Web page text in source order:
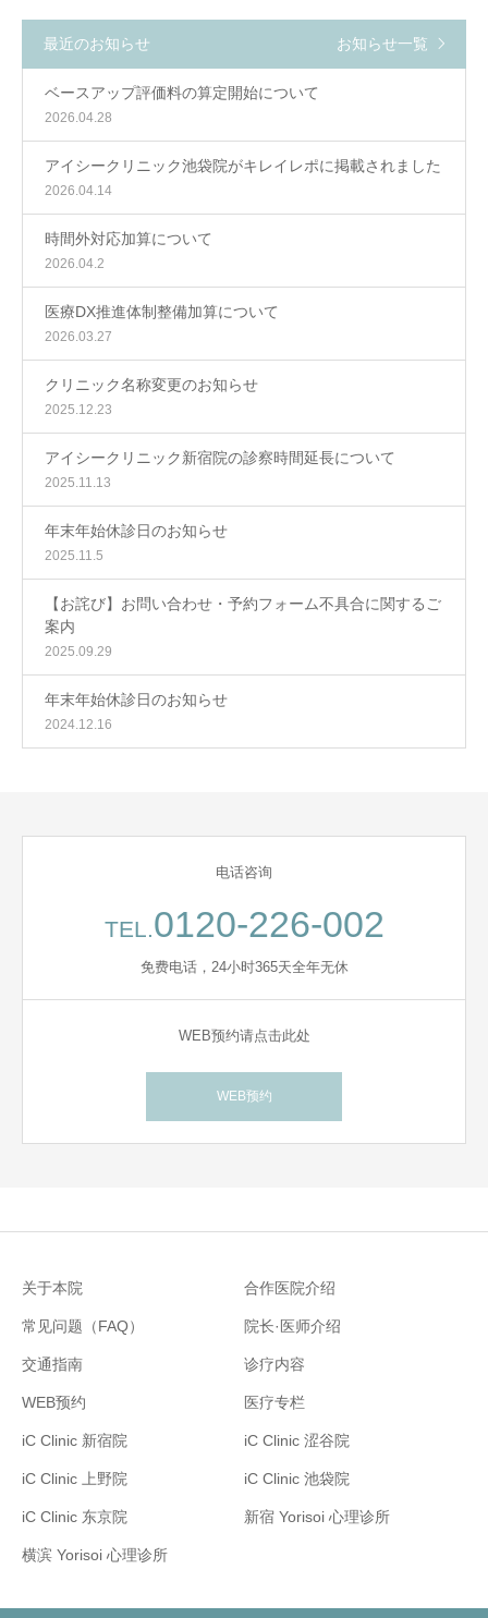
最近のお知らせ お知らせ一覧
ベースアップ評価料の算定開始について
2026.04.28
アイシークリニック池袋院がキレイレポに掲載されました
2026.04.14
時間外対応加算について
2026.04.2
医療DX推進体制整備加算について
2026.03.27
クリニック名称変更のお知らせ
2025.12.23
アイシークリニック新宿院の診察時間延長について
2025.11.13
年末年始休診日のお知らせ
2025.11.5
【お詫び】お問い合わせ・予約フォーム不具合に関するご
案内
2025.09.29
年末年始休診日のお知らせ
2024.12.16
电话咨询
TEL.0120-226-002
免费电话，24小时365天全年无休
WEB预约请点击此处
WEB预约
关于本院 合作医院介绍
常见问题（FAQ） 院长·医师介绍
交通指南 诊疗内容
WEB预约 医疗专栏
iC Clinic 新宿院 iC Clinic 涩谷院
iC Clinic 上野院 iC Clinic 池袋院
iC Clinic 东京院 新宿 Yorisoi 心理诊所
横滨 Yorisoi 心理诊所